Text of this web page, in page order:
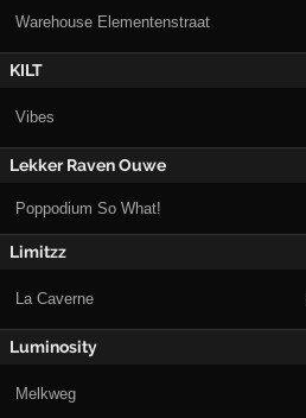
Warehouse Elementenstraat
KILT
Vibes
Lekker Raven Ouwe
Poppodium So What!
Limitzz
La Caverne
Luminosity
Melkweg